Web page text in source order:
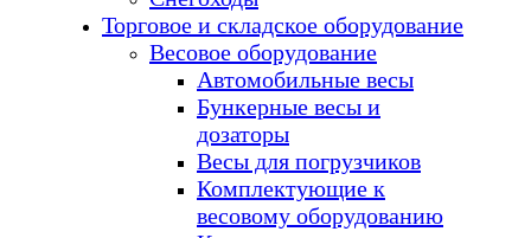
Торговое и складское оборудование
Весовое оборудование
Автомобильные весы
Бункерные весы и
дозаторы
Весы для погрузчиков
Комплектующие к
весовому оборудованию